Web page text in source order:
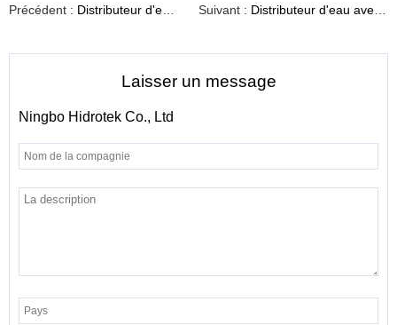
Suivant : Distributeur d'eau avec système ro simple et élégant
Précédent : Distributeur d'eau froide de bureau t06
Laisser un message
Ningbo Hidrotek Co., Ltd